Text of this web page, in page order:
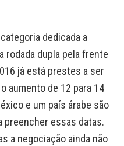
dedicada a
rodada dupla pela frente
já está prestes a ser
aumento de 12 para 14
e um país árabe são
preencher essas datas.
a negociação ainda não